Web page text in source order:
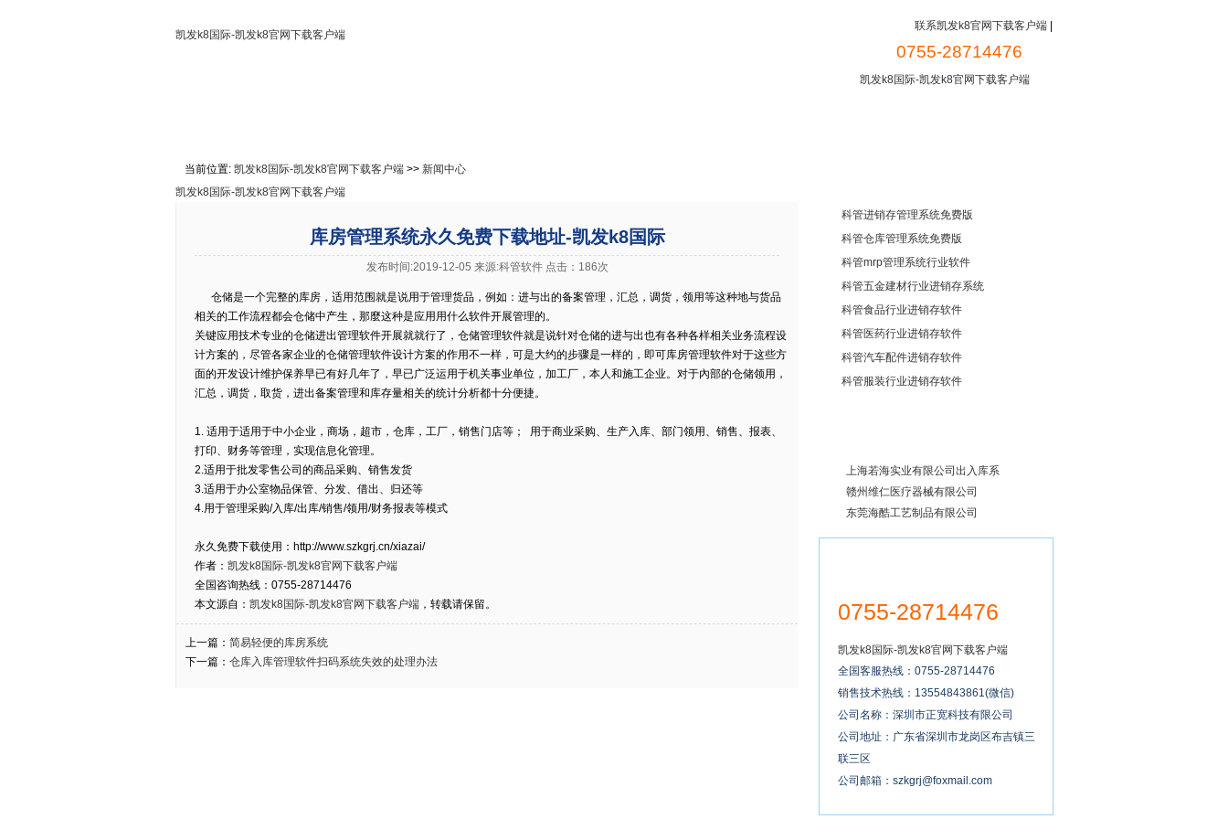
凯发k8国际-凯发k8官网下载客户端
联系凯发k8官网下载客户端
0755-28714476
凯发k8国际-凯发k8官网下载客户端
当前位置: 凯发k8国际-凯发k8官网下载客户端 >> 新闻中心
凯发k8国际-凯发k8官网下载客户端
库房管理系统永久免费下载地址-凯发k8国际
发布时间:2019-12-05 来源:科管软件 点击：186次
仓储是一个完整的库房，适用范围就是说用于管理货品，例如：进与出的备案管理，汇总，调货，领用等这种地与货品
相关的工作流程都会仓储中产生，那麼这种是应用用什么软件开展管理的。
关键应用技术专业的仓储进出管理软件开展就就行了，仓储管理软件就是说针对仓储的进与出也有各种各样相关业务流程设
计方案的，尽管各家企业的仓储管理软件设计方案的作用不一样，可是大约的步骤是一样的，即可库房管理软件对于这些方
面的开发设计维护保养早已有好几年了，早已广泛运用于机关事业单位，加工厂，本人和施工企业。对于內部的仓储领用，
汇总，调货，取货，进出备案管理和库存量相关的统计分析都十分便捷。
1. 适用于适用于中小企业，商场，超市，仓库，工厂，销售门店等； 用于商业采购、生产入库、部门领用、销售、报表、
打印、财务等管理，实现信息化管理。
2.适用于批发零售公司的商品采购、销售发货
3.适用于办公室物品保管、分发、借出、归还等
4.用于管理采购/入库/出库/销售/领用/财务报表等模式
永久免费下载使用：http://www.szkgrj.cn/xiazai/
作者： 凯发k8国际-凯发k8官网下载客户端
全国咨询热线：0755-28714476
本文源自： 凯发k8国际-凯发k8官网下载客户端 ，转载请保留。
上一篇： 简易轻便的库房系统
下一篇： 仓库入库管理软件扫码系统失效的处理办法
科管进销存管理系统免费版
科管仓库管理系统免费版
科管mrp管理系统行业软件
科管五金建材行业进销存系统
科管食品行业进销存软件
科管医药行业进销存软件
科管汽车配件进销存软件
科管服装行业进销存软件
上海若海实业有限公司出入库系
统全面实施
赣州维仁医疗器械有限公司
东莞海酷工艺制品有限公司
0755-28714476
凯发k8国际-凯发k8官网下载客户端
全国客服热线：0755-28714476
销售技术热线：13554843861(微信)
公司名称：深圳市正宽科技有限公司
公司地址：广东省深圳市龙岗区布吉镇三
联三区
公司邮箱： szkgrj@foxmail.com